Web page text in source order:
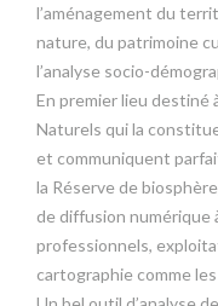
l’aménagement du
nature, du patrimoine
l’analyse socio-
En premier lieu destiné
Naturels qui la
et communiquent
la Réserve de
de diffusion numérique
professionnels,
cartographie comme